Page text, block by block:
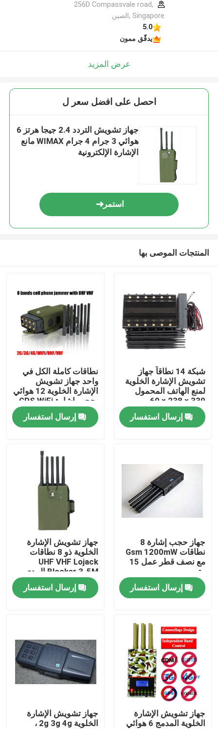
منتجات
معلومات عنا
جولة في المعمل
مراقبة الجودة
اطلب اقتباس
التشويش بدون طيار
جهاز تشويش إشارة الراديو
جهاز تشويش تردد الراديو
256D Compassvale road,
Singapore ,الصين
5.0
يدقّق ممون
عرض المزيد
احصل على افضل سعر ل
جهاز تشويش التردد 2.4 جيجا هرتز 6
هوائي 3 جرام 4 جرام WIMAX مانع
الإشارة الإلكترونية
استمر
المنتجات الموصى بها
شبكة 14 نطاقاً جهاز
تشويش الإشارة الخلوية
لمنع الهاتف المحمول
330 × 238 × 60 مم
إرسال استفسار
نطاقات كاملة الكل في
واحد جهاز تشويش
الإشارة الخلوية 12 هوائي
يحجب إشارة GPS WiFi
RF
إرسال استفسار
جهاز حجب إشارة 8
نطاقات Gsm 1200mW
مع نصف قطر عمل 15
متر
إرسال استفسار
جهاز تشويش الإشارة
الخلوية ذو 8 نطاقات
UHF VHF Lojack
Blocker 3-5M المدى
إرسال استفسار
جهاز تشويش الإشارة
الخلوية المدمج 6 هوائي
جهاز تشويش الإشارة
الخلوية 2g 3g 4g ،